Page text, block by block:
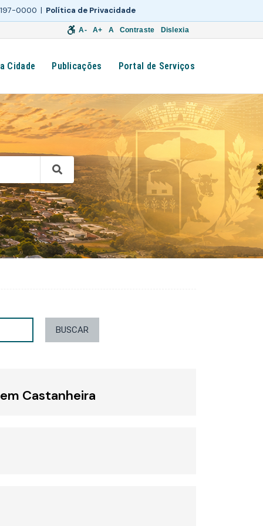
0000 | Política de Privacidade
A- A+ A Contraste Dislexia
Cidade Publicações Portal de Serviços
BUSCAR
Castanheira